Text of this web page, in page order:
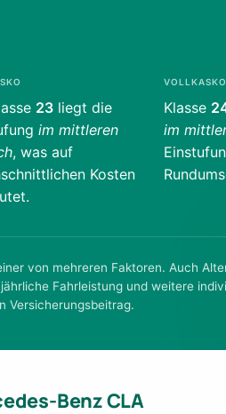
23liegt die
im mittleren
, was auf
Kosten
VOLLKASKO
Klasse
im
von mehreren Faktoren. Auch
Fahrleistung und weitere
Versicherungsbeitrag.
Benz CLA